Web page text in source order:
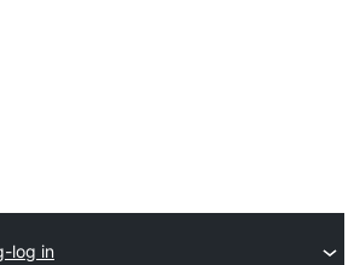
log in